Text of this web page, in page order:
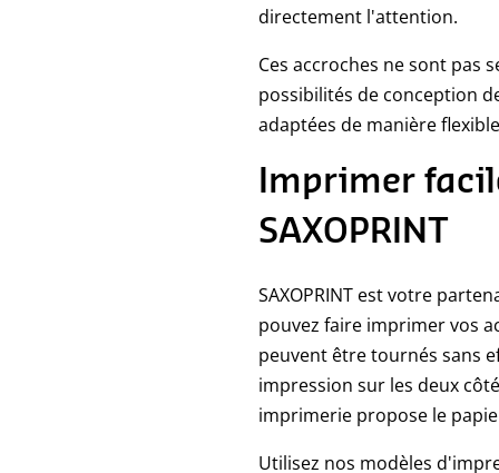
directement l'attention.
Ces accroches ne sont pas
possibilités de conception
adaptées de manière
Imprimer
SAXOPRINT
SAXOPRINT est votre
pouvez faire imprimer vos
peuvent être tournés sans
impression sur les deux
imprimerie propose le
Utilisez nos modèles